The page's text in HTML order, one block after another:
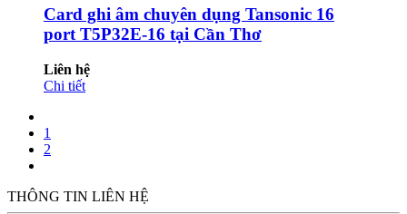
Card ghi âm chuyên dụng Tansonic 16
port T5P32E-16 tại Cần Thơ
Liên hệ
Chi tiết
1
2
THÔNG TIN LIÊN HỆ